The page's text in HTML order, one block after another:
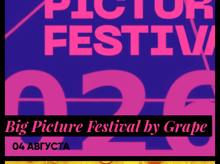
Big Picture Festival by Grape
04 АВГУСТА